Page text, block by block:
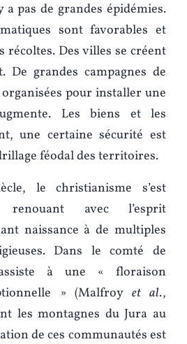
a pas de grandes épidémies.
sont favorables et
récoltes. Des villes se créent
De grandes campagnes de
pour installer une
Les biens et les
une certaine sécurité est
féodal des territoires.
le christianisme s’est
avec l’esprit
naissance à de multiples
Dans le comté de
à une « floraison
» (Malfroyet al.,
les montagnes du Jura au
de ces communautés est